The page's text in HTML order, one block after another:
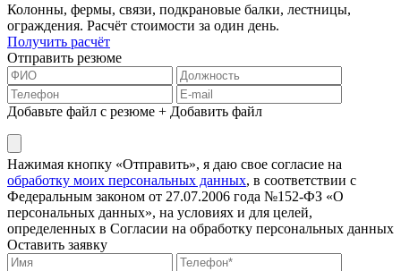
Колонны, фермы, связи, подкрановые балки, лестницы,
ограждения. Расчёт стоимости за один день.
Получить расчёт
Отправить резюме
Добавьте файл с резюме + Добавить файл
Нажимая кнопку «Отправить», я даю свое согласие на
обработку моих персональных данных, в соответствии с
Федеральным законом от 27.07.2006 года №152-ФЗ «О
персональных данных», на условиях и для целей,
определенных в Согласии на обработку персональных данных
Оставить заявку